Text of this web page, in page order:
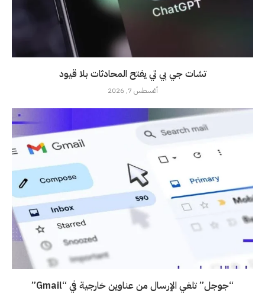
تشات جي بي تي يفتح المحادثات بلا قيود
أغسطس 7, 2026
“جوجل” تلغي الإرسال من عناوين خارجية في “Gmail”